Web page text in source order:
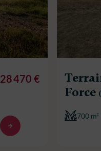
28 470 €
Force
700 m²